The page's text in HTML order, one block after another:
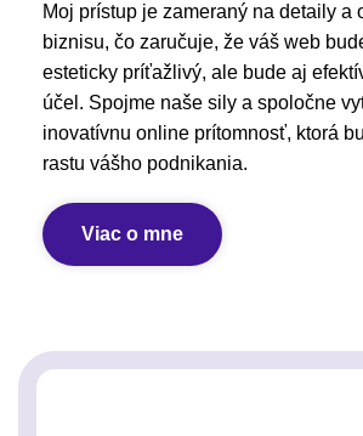
Moj prístup je zameraný na detaily a
biznisu, čo zaručuje, že váš web
esteticky príťažlivý, ale bude aj
účel. Spojme naše sily a spoločne
inovatívnu online prítomnosť, ktorá
rastu vášho podnikania.
Viac o mne